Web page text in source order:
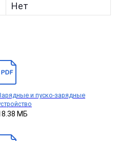
Нет
и пуско-зарядные
МБ